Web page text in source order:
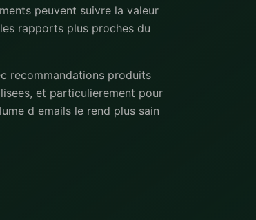
peuvent suivre la valeur
rapports plus proches du
recommandations produits
et particulierement pour
d emails le rend plus sain